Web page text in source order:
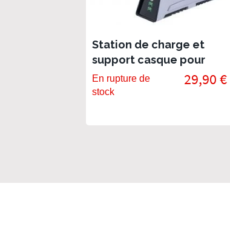
Station de charge et
support casque pour
manettes PS5 et XBOX
SERIES S/X
En rupture de
stock
29,90 €